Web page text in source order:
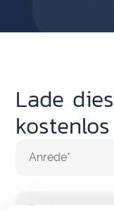
Lade